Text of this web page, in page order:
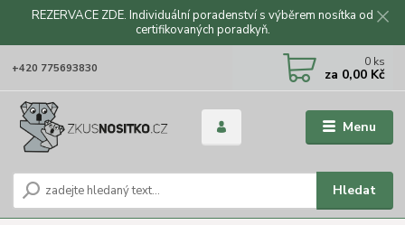
REZERVACE ZDE. Individuální poradenství s výběrem nosítka od
certifikovaných poradkyň.
Menu
Hledat
+420 775693830 0 ks
za 0,00 Kč